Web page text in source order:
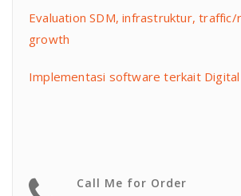
Evaluation SDM, infrastruktur, traffic/
growth
Implementasi software terkait
Call Me for Order